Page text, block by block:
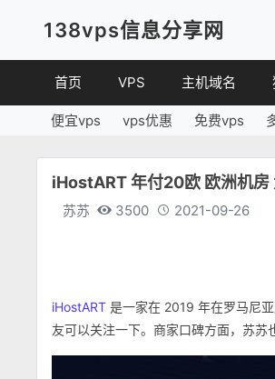
138vps信息分享网
首页 VPS
VPS优惠
VPS评测
主机域名
域名
便宜vps vps优惠 免费vps
iHostART 年付20欧 欧洲机房
苏苏 3500 2021-09-26
iHostART 是一家在 2019 年在罗马尼
友可以关注一下。商家口碑方面，苏苏